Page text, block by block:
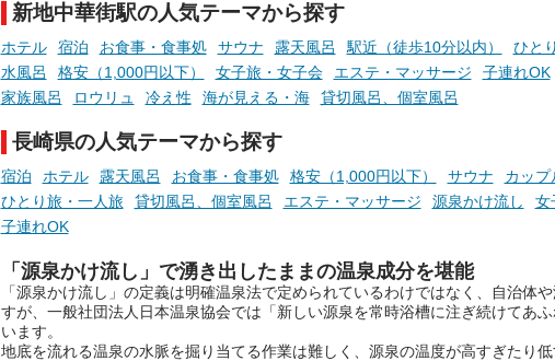
お風呂
らこそ
の本音。
たら素
きをプ
とがで
新地中華街駅の人気テーマから探す
ホテル 宿泊 お食事・食事処 サウナ 露天風呂 駅近（徒歩10分以内） ひと
水風呂
格安（1,000円以下） 女子旅・女子会 エステ・マッサージ 子連れOK
家族風呂
ロウリュ 冷え性 海が見える・海 貸切風呂、個室風呂
長崎県の人気テーマから探す
宿泊 ホテル 露天風呂 お食事・食事処 格安（1,000円以下） サウナ カップ
ひとり旅・一人旅
貸切風呂、個室風呂 エステ・マッサージ 源泉かけ流し 女
子連れOK
「源泉かけ流し」で湧き出したままの温泉成分を堪能
「源泉かけ流し」の定義は明確温泉法で定められているわけではなく、自治体
すが、一般社団法人日本温泉協会では「新しい源泉を常時浴槽に注ぎ続けてあ
います。
地底を流れる温泉の水脈を掘り当てる作業は難しく、源泉の温度が高すぎたり